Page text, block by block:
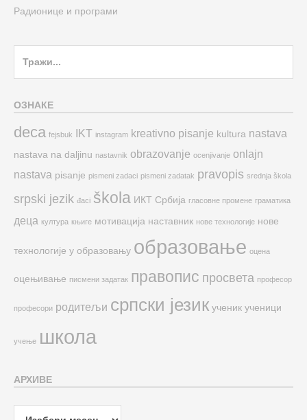
Радионице и програми
ОЗНАКЕ
deca fejsbuk IKT instagram kreativno pisanje kultura nastava
nastava na daljinu nastavnik obrazovanje ocenjivanje onlajn
nastava pisanje pismeni zadaci pismeni zadatak pravopis srednja škola
srpski jezik đaci škola ИКТ Србија гласовне промене граматика
деца култура књиге мотивација наставник нове технологије нове
технологије у образовању образовање оцена
оцењивање писмени задатак правопис просвета професор
професори родитељи српски језик ученик ученици
учење школа
АРХИВЕ
Архиве